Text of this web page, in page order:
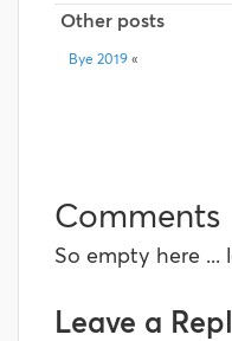
Other posts
Bye 2019 «
Comments
So empty here ...
Leave a